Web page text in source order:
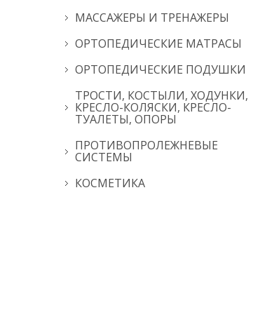
МАССАЖЕРЫ И ТРЕНАЖЕРЫ
ОРТОПЕДИЧЕСКИЕ МАТРАСЫ
ОРТОПЕДИЧЕСКИЕ ПОДУШКИ
ТРОСТИ, КОСТЫЛИ, ХОДУНКИ,
КРЕСЛО-КОЛЯСКИ, КРЕСЛО-
ТУАЛЕТЫ, ОПОРЫ
ПРОТИВОПРОЛЕЖНЕВЫЕ
СИСТЕМЫ
КОСМЕТИКА